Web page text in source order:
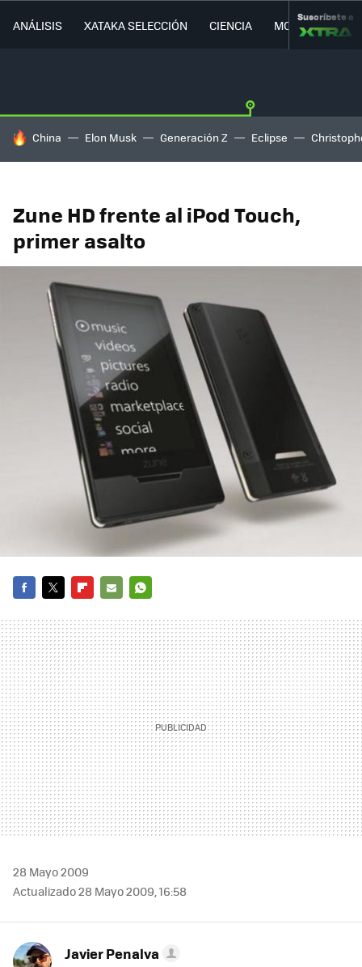
ANÁLISIS XATAKA SELECCIÓN CIENCIA MOVILIDAD
Suscríbete a
HOY SE HABLA DE
China Elon Musk Generación Z Eclipse
Zune HD frente al iPod Touch,
primer asalto
MAIL
28 Mayo 2009
Actualizado 28 Mayo 2009, 16:58
Javier Penalva